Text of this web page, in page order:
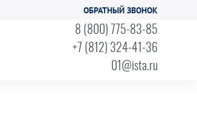
ОБРАТНЫЙ ЗВОНОК
8 (800) 775-83-85
+7 (812) 324-41-36
01@ista.ru